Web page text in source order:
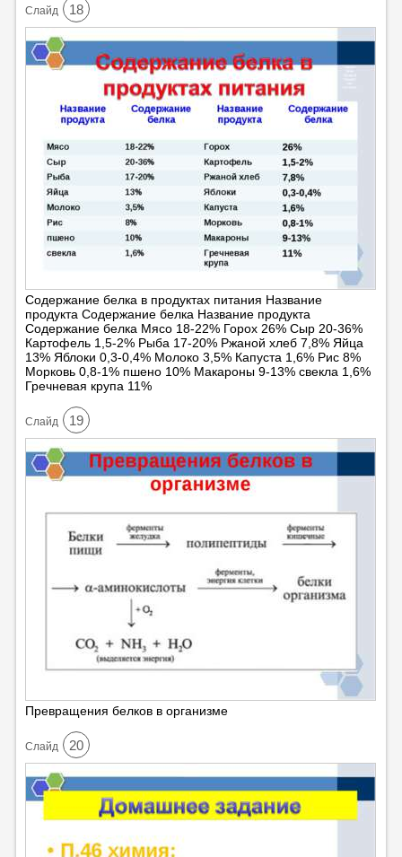
Cлайд 18
Содержание белка в продуктах питания Название
продукта Содержание белка Название продукта
Содержание белка Мясо 18-22% Горох 26% Сыр 20-36%
Картофель 1,5-2% Рыба 17-20% Ржаной хлеб 7,8% Яйца
13% Яблоки 0,3-0,4% Молоко 3,5% Капуста 1,6% Рис 8%
Морковь 0,8-1% пшено 10% Макароны 9-13% свекла 1,6%
Гречневая крупа 11%
Cлайд 19
Превращения белков в организме
Cлайд 20